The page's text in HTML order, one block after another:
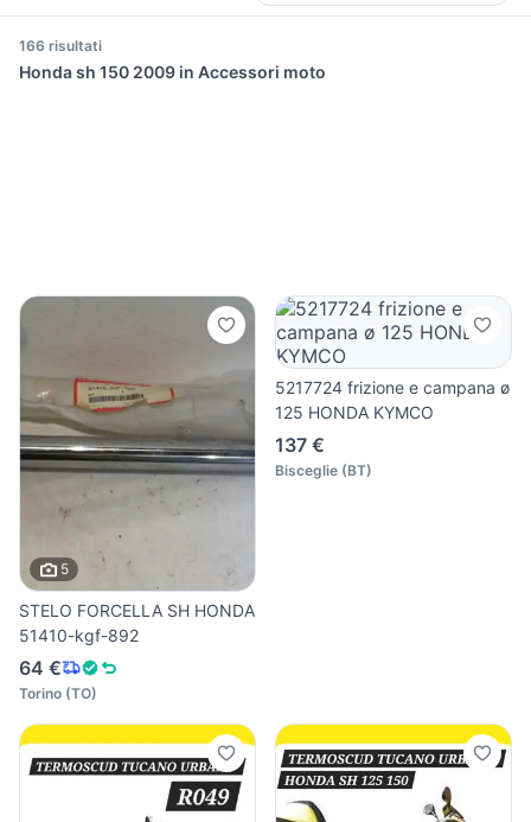
166 risultati
Honda sh 150 2009 in Accessori moto
5
STELO FORCELLA SH HONDA
51410-kgf-892
64 €
Torino (TO)
5217724 frizione e campana ø
125 HONDA KYMCO
137 €
Bisceglie (BT)